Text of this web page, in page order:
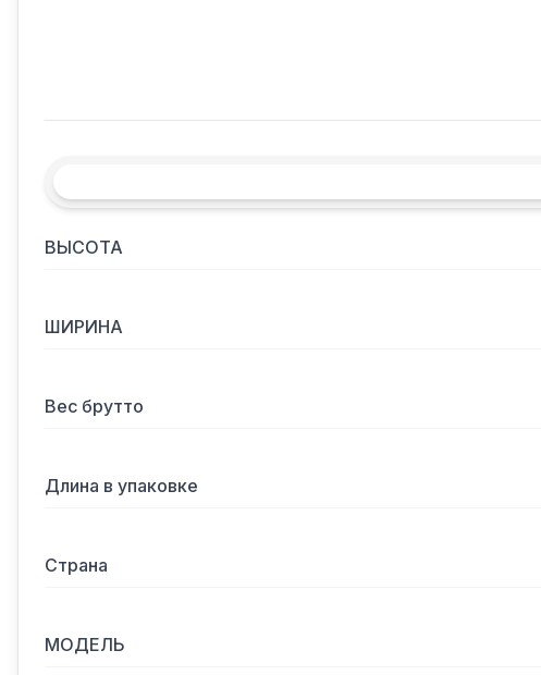
ВЫСОТА
ШИРИНА
Вес брутто
Длина в упаковке
Страна
МОДЕЛЬ